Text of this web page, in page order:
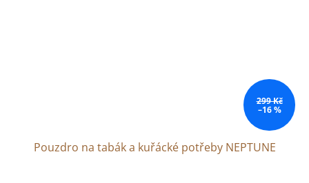
299 Kč
–16 %
Pouzdro na tabák a kuřácké potřeby NEPTUNE